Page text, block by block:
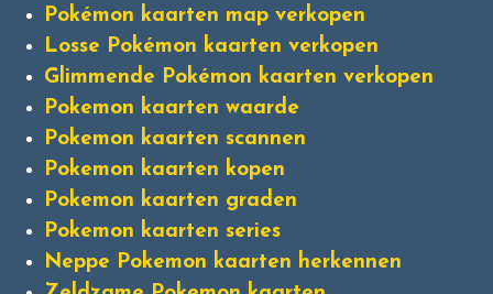
Pokémon kaarten map verkopen
Losse Pokémon kaarten verkopen
Glimmende Pokémon kaarten verkopen
Pokemon kaarten waarde
Pokemon kaarten scannen
Pokemon kaarten kopen
Pokemon kaarten graden
Pokemon kaarten series
Neppe Pokemon kaarten herkennen